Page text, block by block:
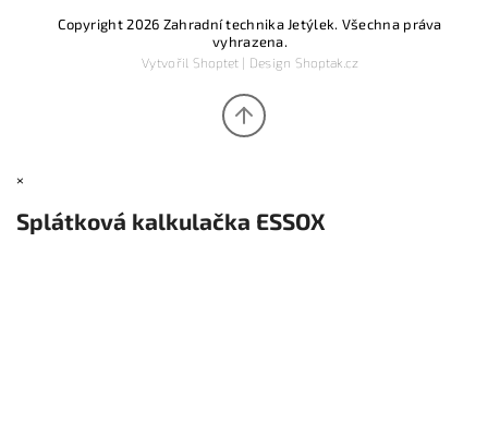
Copyright 2026 Zahradní technika Jetýlek. Všechna práva
vyhrazena.
Vytvořil Shoptet| Design Shoptak.cz
×
Splátková kalkulačka ESSOX